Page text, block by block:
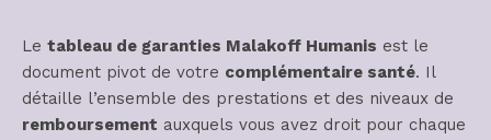
Le tableau de garanties Malakoff Humanis est le
document pivot de votre complémentaire santé. Il
détaille l’ensemble des prestations et des niveaux de
remboursement auxquels vous avez droit pour chaque